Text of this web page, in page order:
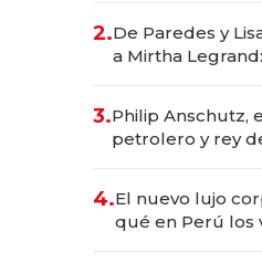
las marcas "fast
2.De Paredes y
a Mirtha
3.Philip Anschutz,
petrolero y rey
Fénix
4.El nuevo lujo
qué en Perú los